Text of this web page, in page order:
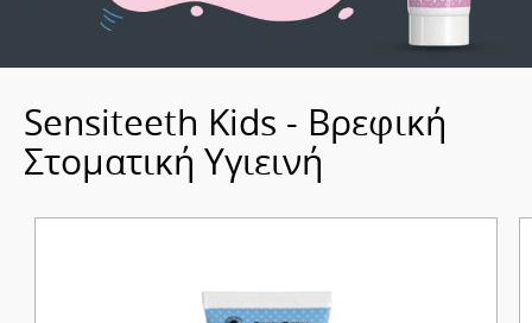
Sensiteeth Kids - Βρεφική
Στοματική Υγιεινή